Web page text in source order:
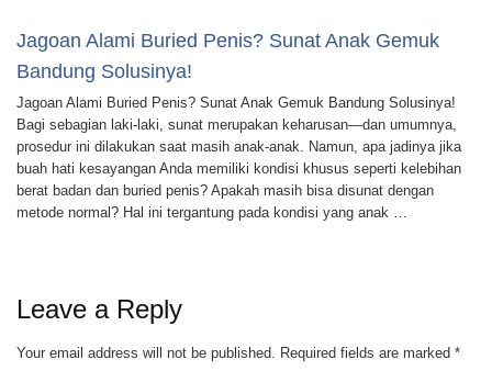
Jagoan Alami Buried Penis? Sunat Anak Gemuk
Bandung Solusinya!
Jagoan Alami Buried Penis? Sunat Anak Gemuk Bandung Solusinya!
Bagi sebagian laki-laki, sunat merupakan keharusan—dan umumnya,
prosedur ini dilakukan saat masih anak-anak. Namun, apa jadinya jika
buah hati kesayangan Anda memiliki kondisi khusus seperti kelebihan
berat badan dan buried penis? Apakah masih bisa disunat dengan
metode normal? Hal ini tergantung pada kondisi yang anak …
Leave a Reply
Your email address will not be published. Required fields are marked *